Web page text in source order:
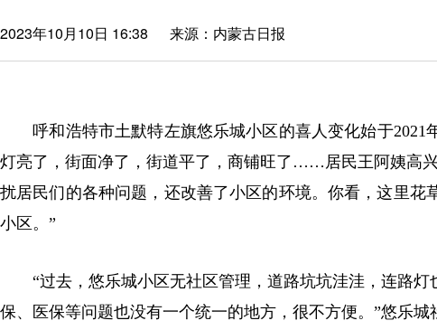
2023年10月10日 16:38 来源：内蒙古日报
呼和浩特市土默特左旗悠乐城小区的喜人变化始于2021
灯亮了，街面净了，街道平了，商铺旺了……居民王阿姨高
扰居民们的各种问题，还改善了小区的环境。你看，这里
小区。”
“过去，悠乐城小区无社区管理，道路坑坑洼洼，连路灯
保、医保等问题也没有一个统一的地方，很不方便。”悠乐城